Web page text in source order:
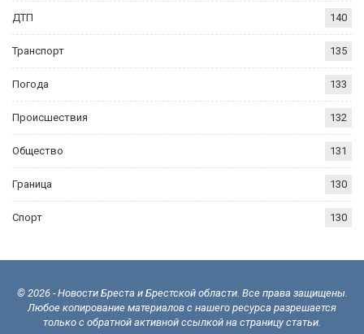
ДТП 140
Транспорт 135
Погода 133
Происшествия 132
Общество 131
Граница 130
Спорт 130
© 2026 - Новости Бреста и Брестской области. Все права защищены.
Любое копирование материалов с нашего ресурса разрешается
только с обратной активной ссылкой на страницу статьи.